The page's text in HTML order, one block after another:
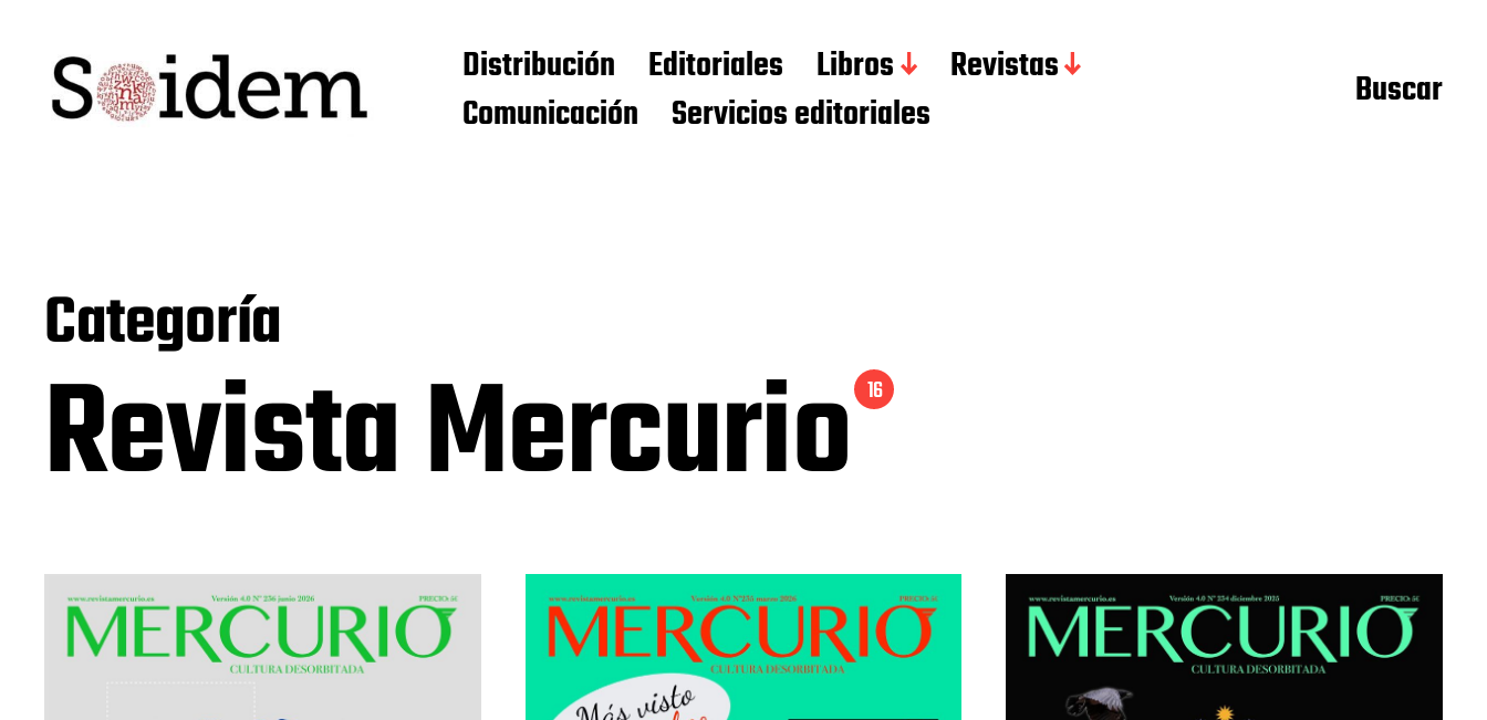
Distribución Editoriales Libros
Revistas
Comunicación
Servicios editoriales Buscar
Categoría
Revista Mercurio16